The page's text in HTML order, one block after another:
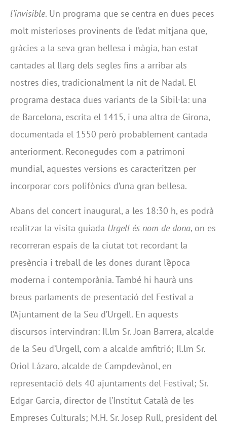
l’invisible. Un programa que se centra en dues peces
molt misterioses provinents de l’edat mitjana que,
gràcies a la seva gran bellesa i màgia, han estat
cantades al llarg dels segles fins a arribar als
nostres dies, tradicionalment la nit de Nadal. El
programa destaca dues variants de la Sibil·la: una
de Barcelona, escrita el 1415, i una altra de Girona,
documentada el 1550 però probablement cantada
anteriorment. Reconegudes com a patrimoni
mundial, aquestes versions es caracteritzen per
incorporar cors polifònics d’una gran bellesa.
Abans del concert inaugural, a les 18:30 h, es podrà
realitzar la visita guiada Urgell és nom de dona, on es
recorreran espais de la ciutat tot recordant la
presència i treball de les dones durant l’època
moderna i contemporània. També hi haurà uns
breus parlaments de presentació del Festival a
l’Ajuntament de la Seu d’Urgell. En aquests
discursos intervindran: Il.lm Sr. Joan Barrera, alcalde
de la Seu d’Urgell, com a alcalde amfitrió; Il.lm Sr.
Oriol Lázaro, alcalde de Campdevànol, en
representació dels 40 ajuntaments del Festival; Sr.
Edgar Garcia, director de l’Institut Català de les
Empreses Culturals; M.H. Sr. Josep Rull, president del